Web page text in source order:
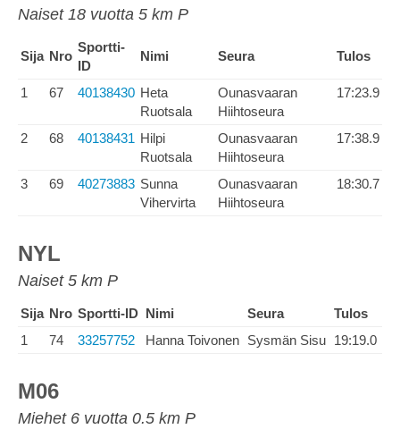
Naiset 18 vuotta 5 km P
Sija Nro
Sportti-
ID
Nimi Seura Tulos
1 67 40138430 Heta
Ruotsala
Ounasvaaran
Hiihtoseura
17:23.9
2 68 40138431 Hilpi
Ruotsala
Ounasvaaran
Hiihtoseura
17:38.9
3 69 40273883 Sunna
Vihervirta
Ounasvaaran
Hiihtoseura
18:30.7
NYL
Naiset 5 km P
Sija Nro Sportti-ID Nimi Seura
Tulos
1
74 33257752 Hanna Toivonen Sysmän Sisu 19:19.0
M06
Miehet 6 vuotta 0.5 km P